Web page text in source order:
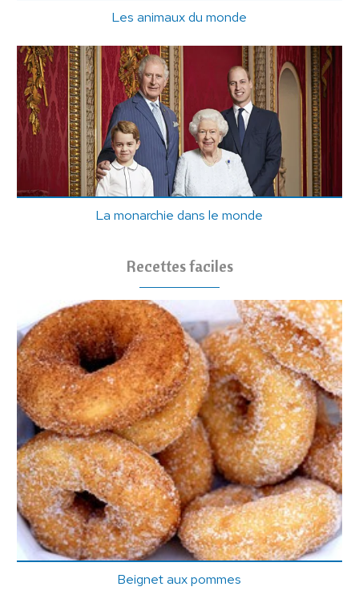
Les animaux du monde
La monarchie dans le monde
Recettes faciles
Beignet aux pommes